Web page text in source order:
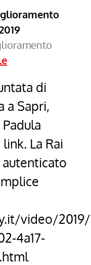
di
a Sapri,
La Rai
autenticato
video/2019/
4a17-